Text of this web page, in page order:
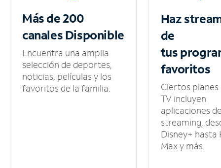
Más de 200
canalesDisponible
Encuentra una amplia
selección de deportes,
noticias, películas y los
favoritos de la familia.
Haz
de
tus
favoritos
Ciertos planes
TV incluyen
aplicaciones
streaming,
Disney+ hasta
Max y más.